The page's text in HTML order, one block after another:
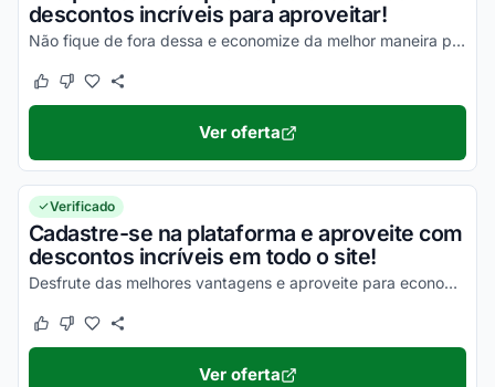
descontos incríveis para aproveitar!
Não fique de fora dessa e economize da melhor maneira possível!
Este cupom funcionou
Este cupom não funcionou
Ver oferta
Verificado
Cadastre-se na plataforma e aproveite com
descontos incríveis em todo o site!
Desfrute das melhores vantagens e aproveite para economizar de uma forma simples!
Este cupom funcionou
Este cupom não funcionou
Ver oferta